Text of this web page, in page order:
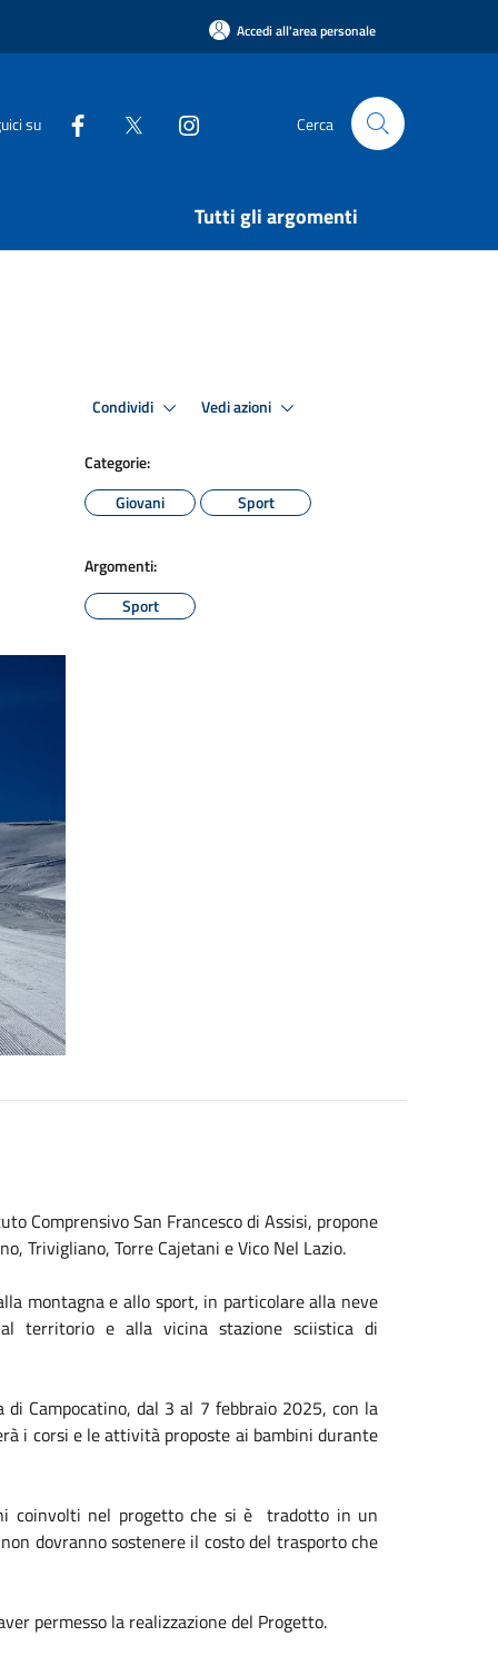
Accedi all'area personale
su Cerca
Tutti gli argomenti
Condividi Vedi azioni
Categorie:
Giovani
Sport
Argomenti:
Sport
Comprensivo San Francesco di Assisi, propone
Trivigliano, Torre Cajetani e Vico Nel Lazio.
montagna e allo sport, in particolare alla neve
territorio e alla vicina stazione sciistica di
Campocatino, dal 3 al 7 febbraio 2025, con la
i corsi e le attività proposte ai bambini durante
coinvolti nel progetto che si è tradotto in un
dovranno sostenere il costo del trasporto che
permesso la realizzazione del Progetto.